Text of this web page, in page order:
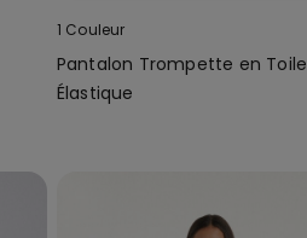
1 Couleur
Pantalon Trompette en Toile
Élastique